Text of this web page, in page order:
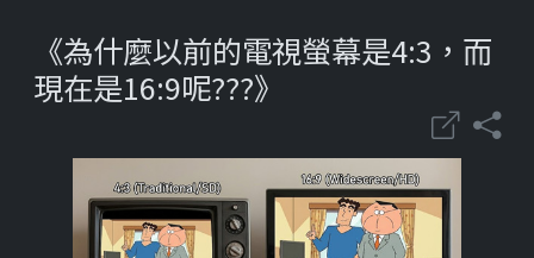
《為什麼以前的電視螢幕是4:3，而
現在是16:9呢???》